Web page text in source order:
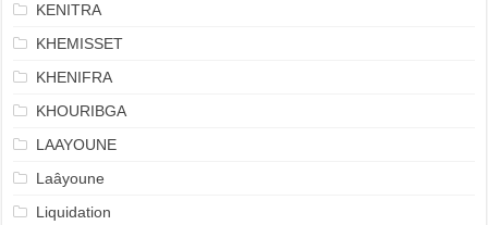
KENITRA
KHEMISSET
KHENIFRA
KHOURIBGA
LAAYOUNE
Laâyoune
Liquidation